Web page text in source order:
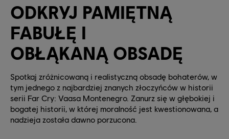
ODKRYJ PAMIĘTNĄ
FABUŁĘ I
OBŁĄKANĄ OBSADĘ
Spotkaj zróżnicowaną i realistyczną obsadę bohaterów, w
tym jednego z najbardziej znanych złoczyńców w historii
serii Far Cry: Vaasa Montenegro. Zanurz się w głębokiej i
bogatej historii, w której moralność jest kwestionowana, a
nadzieja została dawno porzucona.